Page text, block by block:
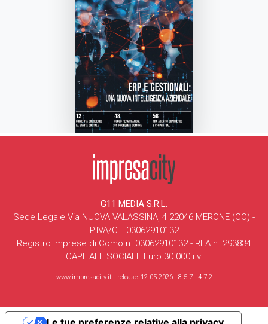
G11 MEDIA S.R.L.
Sede Legale Via NUOVA VALASSINA, 4 22046 MERONE (CO) -
P.IVA/C.F.03062910132
Registro imprese di Como n. 03062910132 - REA n. 293834
CAPITALE SOCIALE Euro 30.000 i.v.
www.impresacity.it - release: 12-05-2026 - 8.5.7 - 4.7.2